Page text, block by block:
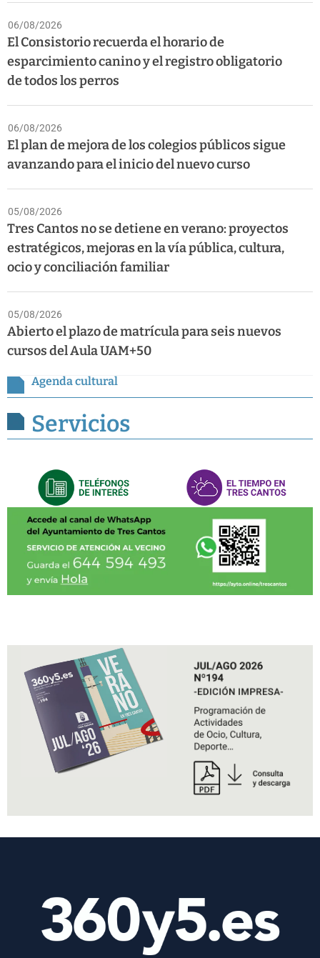
06/08/2026
El Consistorio recuerda el horario de
esparcimiento canino y el registro obligatorio
de todos los perros
06/08/2026
El plan de mejora de los colegios públicos sigue
avanzando para el inicio del nuevo curso
05/08/2026
Tres Cantos no se detiene en verano: proyectos
estratégicos, mejoras en la vía pública, cultura,
ocio y conciliación familiar
05/08/2026
Abierto el plazo de matrícula para seis nuevos
cursos del Aula UAM+50
Agenda cultural
Servicios